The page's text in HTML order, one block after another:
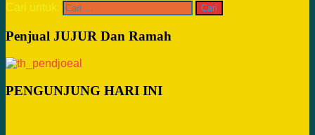
Cari untuk:
Penjual JUJUR Dan Ramah
PENGUNJUNG HARI INI